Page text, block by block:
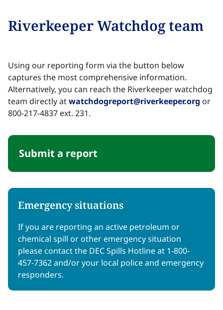
Riverkeeper Watchdog team​​​​‌ ‍ ​‍​‍‌‍ ‌ ​‍‌‍‍‌‌‍‌ ‌‍‍‌‌‍ ‍​‍​‍​ ‍‍​‍​‍‌ ​ ‌‍​‌‌‍ ‍‌‍‍‌‌ ‌​‌ ‍‌​‍ ‍‌‍‍‌‌‍ ​‍​‍​‍ ​​‍​‍‌‍‍​‌ ​‍‌‍‌‌‌‍‌‍​‍​‍​ ‍‍​‍​‍‌‍‍​‌ ‌​‌ ‌​‌ ​​‌ ​ ​ ‍‍​‍ ​‍ ‌‍​ ‌‍ ‌‌ ​ ​‍ ‍‌‍ ‌‌‍​‌‌‍‍‌‌‍ ‍​‍ ‍​ ​‍​ ​​​ ​‍​ ‌​‌ ​‍‌‍‌‌‌‍‌​‌‍‌‌‌ ​ ‌‍‍‌‌‍‌ ‌‍ ‍​‍ ‍‌ ​‍‌‍‍‌‌ ‌‍‌‍‌‌‌ ​‍‌‍‍ ‌‍‌‌‌‍‌‌‌ ​​‌‍‌‌‌ ​‍​‍ ‍‌‍ ‌ ​‍‌‍‌ ​‍ ‌‍‍‌‌‍ ‍‌ ‌​‌‍‌‌‌‍ ‍‌ ‌​​‍ ‌‍‌‌‌‍‌​‌‍‍‌‌ ‌​​‍ ‌‍ ‌‌‍ ‌‍‌​‌‍‌‌​ ‌‌ ​​‌ ​‍‌‍‌‌‌ ​ ‌‍‌‌‌‍ ‍‌ ‌​‌‍​‌‌ ‌​‌‍‍‌‌‍ ‌‍ ‍​ ‍ ‌‍‍‌‌‍‌​​ ‌‌ ​‍‌‍‌‌‌ ​​‌‍ ‌ ​‍‌ ‌​‌​​‌‌‌​​‌‍ ‌‍ ​‌‍ ​‌ ‌‌‌ ‌​‌‍‌‌‌ ​‍​ ‍ ‌ ‌​‌ ‍‌‌ ​​‌‍‌‌​ ‌‌ ​​‌‍ ‌‍ ​‌‍ ​‌ ‌‌‌ ‌​‌‍‌‌‌ ​‍‌‌ ‌ ​​‌‍​‌‌‍‌ ‌‍‌‌​ ‍ ‌ ​​‌‍​‌‌ ‌​‌‍‍​​ ‌‌‍​ ‌‍ ‌‍ ‍‌ ‌​‌‍‌‌‌‍ ‍‌ ‌​​‍‌‌​ ‌‌‌​​‍‌‌ ‌‍‍ ‌‍‌‌‌ ‍‌​‍‌‌​ ​ ‌​‌​​‍‌‌​ ​ ‌​‌​​‍‌‌​ ​‍​ ​‍​ ‌‍​ ​‍‌‍‌​‌‍‌‍‌‍‌​​ ‌‍‌‍​‍​ ​‌​ ​ ‌‍‌‍​ ​‍​ ​ ​‍‌‌​ ​‍​ ​‍​‍‌‌​ ‌‌‌​‌​​‍ ‍‌‍​ ‌‍‍​‌‍‍‌‌‍ ​‌‍‌​‌ ​‍‌‍‌‌‌‍ ‍​‍‌‌​ ‌‌‌​​‍‌‌ ‌‍‍ ‌‍‌‌‌ ‍‌​‍‌‌​ ​ ‌​‌​​‍‌‌​ ​ ‌​‌​​‍‌‌​ ​‍​ ​‍‌‍‌‍‌‍​‍​ ​ ‌‍​‍​ ‌​​ ​‍​ ‌ ​ ​ ​ ‌​​ ​​​ ‌‍​ ‍​​ ​​​‍‌‌​ ​‍​ ​‍​‍‌‌​ ‌‌‌​‌​​‍ ‍‌ ‌​‌‍‌‌‌ ‍​‌ ‌​​ ‌‍​‍‌‍​‌‌ ​ ‌‍‌‌‌‌‌‌‌ ​‍‌‍ ​​ ‌‌‍‍​‌ ‌​‌ ‌​‌ ​​‌ ​ ​‍‌‌​ ​ ‌​​‌​‍‌‌​ ​‍‌​‌‍​‍‌‌​ ​‍‌​‌‍‌‍​ ‌‍ ‌‌ ​ ​‍ ‍‌‍ ‌‌‍​‌‌‍‍‌‌‍ ‍​‍ ‍​ ​‍​ ​​​ ​‍​ ‌​‌ ​‍‌‍‌‌‌‍‌​‌‍‌‌‌ ​ ‌‍‍‌‌‍‌ ‌‍ ‍​‍ ‍‌ ​‍‌‍‍‌‌ ‌‍‌‍‌‌‌ ​‍‌‍‍ ‌‍‌‌‌‍‌‌‌ ​​‌‍‌‌‌ ​‍​‍ ‍‌‍ ‌ ​‍‌‍‌ ​‍‌‍‌‍‍‌‌‍‌​​ ‌‌ ​‍‌‍‌‌‌ ​​‌‍ ‌ ​‍‌ ‌​‌​​‌‌‌​​‌‍ ‌‍ ​‌‍ ​‌ ‌‌‌ ‌​‌‍‌‌‌ ​‍​‍‌‍‌ ‌​‌ ‍‌‌ ​​‌‍‌‌​ ‌‌ ​​‌‍ ‌‍ ​‌‍ ​‌ ‌‌‌ ‌​‌‍‌‌‌ ​‍‌‌ ‌ ​​‌‍​‌‌‍‌ ‌‍‌‌​‍‌‍‌ ​​‌‍​‌‌ ‌​‌‍‍​​ ‌‌‍​ ‌‍ ‌‍ ‍‌ ‌​‌‍‌‌‌‍ ‍‌ ‌​​‍‌‌​ ‌‌‌​​‍‌‌ ‌‍‍ ‌‍‌‌‌ ‍‌​‍‌‌​ ​ ‌​‌​​‍‌‌​ ​ ‌​‌​​‍‌‌​ ​‍​ ​‍​ ‌‍​ ​‍‌‍‌​‌‍‌‍‌‍‌​​ ‌‍‌‍​‍​ ​‌​ ​ ‌‍‌‍​ ​‍​ ​ ​‍‌‌​ ​‍​ ​‍​‍‌‌​ ‌‌‌​‌​​‍ ‍‌‍​ ‌‍‍​‌‍‍‌‌‍ ​‌‍‌​‌ ​‍‌‍‌‌‌‍ ‍​‍‌‌​ ‌‌‌​​‍‌‌ ‌‍‍ ‌‍‌‌‌ ‍‌​‍‌‌​ ​ ‌​‌​​‍‌‌​ ​ ‌​‌​​‍‌‌​ ​‍​ ​‍‌‍‌‍‌‍​‍​ ​ ‌‍​‍​ ‌​​ ​‍​ ‌ ​ ​ ​ ‌​​ ​​​ ‌‍​ ‍​​ ​​​‍‌‌​ ​‍​ ​‍​‍‌‌​ ‌‌‌​‌​​‍ ‍‌ ‌​‌‍‌‌‌ ‍​‌ ‌​​‍‌‍‌ ​​‌‍‌‌‌ ​‍‌ ​ ‌ ​​‌‍‌‌‌‍​ ‌ ‌​‌‍‍‌‌ ‌‍‌‍‌‌​ ‌‌ ​​‌ ‌‌‌‍​‍‌‍ ​‌‍‍‌‌ ​ ‌‍‍​‌‍‌‌‌‍‌​​‍​‍‌ ‌
Using our reporting form via the button below
captures the most comprehensive information.
Alternatively, you can reach the Riverkeeper watchdog
team directly at ​​​​‌ ‍ ​‍​‍‌‍ ‌ ​‍‌‍‍‌‌‍‌ ‌‍‍‌‌‍ ‍​‍​‍​ ‍‍​‍​‍‌ ​ ‌‍​‌‌‍ ‍‌‍‍‌‌ ‌​‌ ‍‌​‍ ‍‌‍‍‌‌‍ ​‍​‍​‍ ​​‍​‍‌‍‍​‌ ​‍‌‍‌‌‌‍‌‍​‍​‍​ ‍‍​‍​‍‌‍‍​‌ ‌​‌ ‌​‌ ​​‌ ​ ​ ‍‍​‍ ​‍ ‌‍​ ‌‍ ‌‌ ​ ​‍ ‍‌‍ ‌‌‍​‌‌‍‍‌‌‍ ‍​‍ ‍​ ​‍​ ​​​ ​‍​ ‌​‌ ​‍‌‍‌‌‌‍‌​‌‍‌‌‌ ​ ‌‍‍‌‌‍‌ ‌‍ ‍​‍ ‍‌ ​‍‌‍‍‌‌ ‌‍‌‍‌‌‌ ​‍‌‍‍ ‌‍‌‌‌‍‌‌‌ ​​‌‍‌‌‌ ​‍​‍ ‍‌‍ ‌ ​‍‌‍‌ ​‍ ‌‍‍‌‌‍ ‍‌ ‌​‌‍‌‌‌‍ ‍‌ ‌​​‍ ‌‍‌‌‌‍‌​‌‍‍‌‌ ‌​​‍ ‌‍ ‌‌‍ ‌‍‌​‌‍‌‌​ ‌‌ ​​‌ ​‍‌‍‌‌‌ ​ ‌‍‌‌‌‍ ‍‌ ‌​‌‍​‌‌ ‌​‌‍‍‌‌‍ ‌‍ ‍​ ‍ ‌‍‍‌‌‍‌​​ ‌‌ ​‍‌‍‌‌‌ ​​‌‍ ‌ ​‍‌ ‌​‌​​‌‌‌​​‌‍ ‌‍ ​‌‍ ​‌ ‌‌‌ ‌​‌‍‌‌‌ ​‍​ ‍ ‌ ‌​‌ ‍‌‌ ​​‌‍‌‌​ ‌‌ ​​‌‍ ‌‍ ​‌‍ ​‌ ‌‌‌ ‌​‌‍‌‌‌ ​‍‌‌ ‌ ​​‌‍​‌‌‍‌ ‌‍‌‌​ ‍ ‌ ​​‌‍​‌‌ ‌​‌‍‍​​ ‌‌‍​ ‌‍ ‌‍ ‍‌ ‌​‌‍‌‌‌‍ ‍‌ ‌​​‍‌‌​ ‌‌‌​​‍‌‌ ‌‍‍ ‌‍‌‌‌ ‍‌​‍‌‌​ ​ ‌​‌​​‍‌‌​ ​ ‌​‌​​‍‌‌​ ​‍​ ​‍​ ‌​​ ​​​ ​​‌‍​‌‌‍​ ​ ​‌​ ‌​​ ‌‍‌‍​‍‌‍​‍​ ‍‌​ ​ ​‍‌‌​ ​‍​ ​‍​‍‌‌​ ‌‌‌​‌​​‍ ‍‌‍​ ‌‍‍​‌‍‍‌‌‍ ​‌‍‌​‌ ​‍‌‍‌‌‌‍ ‍​‍‌‌​ ‌‌‌​​‍‌‌ ‌‍‍ ‌‍‌‌‌ ‍‌​‍‌‌​ ​ ‌​‌​​‍‌‌​ ​ ‌​‌​​‍‌‌​ ​‍​ ​‍‌‍‌‍‌‍‌‌​ ‌ ‌‍‌​​ ​ ​ ‍​‌‍​‌​ ‌‌​ ‌ ‌‍​‌‌‍‌‍​ ​ ​ ​​​‍‌‌​ ​‍​ ​‍​‍‌‌​ ‌‌‌​‌​​‍ ‍‌ ‌​‌‍‌‌‌ ‍​‌ ‌​​ ‌‍​‍‌‍​‌‌ ​ ‌‍‌‌‌‌‌‌‌ ​‍‌‍ ​​ ‌‌‍‍​‌ ‌​‌ ‌​‌ ​​‌ ​ ​‍‌‌​ ​ ‌​​‌​‍‌‌​ ​‍‌​‌‍​‍‌‌​ ​‍‌​‌‍‌‍​ ‌‍ ‌‌ ​ ​‍ ‍‌‍ ‌‌‍​‌‌‍‍‌‌‍ ‍​‍ ‍​ ​‍​ ​​​ ​‍​ ‌​‌ ​‍‌‍‌‌‌‍‌​‌‍‌‌‌ ​ ‌‍‍‌‌‍‌ ‌‍ ‍​‍ ‍‌ ​‍‌‍‍‌‌ ‌‍‌‍‌‌‌ ​‍‌‍‍ ‌‍‌‌‌‍‌‌‌ ​​‌‍‌‌‌ ​‍​‍ ‍‌‍ ‌ ​‍‌‍‌ ​‍‌‍‌‍‍‌‌‍‌​​ ‌‌ ​‍‌‍‌‌‌ ​​‌‍ ‌ ​‍‌ ‌​‌​​‌‌‌​​‌‍ ‌‍ ​‌‍ ​‌ ‌‌‌ ‌​‌‍‌‌‌ ​‍​‍‌‍‌ ‌​‌ ‍‌‌ ​​‌‍‌‌​ ‌‌ ​​‌‍ ‌‍ ​‌‍ ​‌ ‌‌‌ ‌​‌‍‌‌‌ ​‍‌‌ ‌ ​​‌‍​‌‌‍‌ ‌‍‌‌​‍‌‍‌ ​​‌‍​‌‌ ‌​‌‍‍​​ ‌‌‍​ ‌‍ ‌‍ ‍‌ ‌​‌‍‌‌‌‍ ‍‌ ‌​​‍‌‌​ ‌‌‌​​‍‌‌ ‌‍‍ ‌‍‌‌‌ ‍‌​‍‌‌​ ​ ‌​‌​​‍‌‌​ ​ ‌​‌​​‍‌‌​ ​‍​ ​‍​ ‌​​ ​​​ ​​‌‍​‌‌‍​ ​ ​‌​ ‌​​ ‌‍‌‍​‍‌‍​‍​ ‍‌​ ​ ​‍‌‌​ ​‍​ ​‍​‍‌‌​ ‌‌‌​‌​​‍ ‍‌‍​ ‌‍‍​‌‍‍‌‌‍ ​‌‍‌​‌ ​‍‌‍‌‌‌‍ ‍​‍‌‌​ ‌‌‌​​‍‌‌ ‌‍‍ ‌‍‌‌‌ ‍‌​‍‌‌​ ​ ‌​‌​​‍‌‌​ ​ ‌​‌​​‍‌‌​ ​‍​ ​‍‌‍‌‍‌‍‌‌​ ‌ ‌‍‌​​ ​ ​ ‍​‌‍​‌​ ‌‌​ ‌ ‌‍​‌‌‍‌‍​ ​ ​ ​​​‍‌‌​ ​‍​ ​‍​‍‌‌​ ‌‌‌​‌​​‍ ‍‌ ‌​‌‍‌‌‌ ‍​‌ ‌​​‍‌‍‌ ​​‌‍‌‌‌ ​‍‌ ​ ‌ ​​‌‍‌‌‌‍​ ‌ ‌​‌‍‍‌‌ ‌‍‌‍‌‌​ ‌‌ ​​‌ ‌‌‌‍​‍‌‍ ​‌‍‍‌‌ ​ ‌‍‍​‌‍‌‌‌‍‌​​‍​‍‌ ‌watchdogreport@riverkeeper.org​​​​‌ ‍ ​‍​‍‌‍ ‌ ​‍‌‍‍‌‌‍‌ ‌‍‍‌‌‍ ‍​‍​‍​ ‍‍​‍​‍‌ ​ ‌‍​‌‌‍ ‍‌‍‍‌‌ ‌​‌ ‍‌​‍ ‍‌‍‍‌‌‍ ​‍​‍​‍ ​​‍​‍‌‍‍​‌ ​‍‌‍‌‌‌‍‌‍​‍​‍​ ‍‍​‍​‍‌‍‍​‌ ‌​‌ ‌​‌ ​​‌ ​ ​ ‍‍​‍ ​‍ ‌‍​ ‌‍ ‌‌ ​ ​‍ ‍‌‍ ‌‌‍​‌‌‍‍‌‌‍ ‍​‍ ‍​ ​‍​ ​​​ ​‍​ ‌​‌ ​‍‌‍‌‌‌‍‌​‌‍‌‌‌ ​ ‌‍‍‌‌‍‌ ‌‍ ‍​‍ ‍‌ ​‍‌‍‍‌‌ ‌‍‌‍‌‌‌ ​‍‌‍‍ ‌‍‌‌‌‍‌‌‌ ​​‌‍‌‌‌ ​‍​‍ ‍‌‍ ‌ ​‍‌‍‌ ​‍ ‌‍‍‌‌‍ ‍‌ ‌​‌‍‌‌‌‍ ‍‌ ‌​​‍ ‌‍‌‌‌‍‌​‌‍‍‌‌ ‌​​‍ ‌‍ ‌‌‍ ‌‍‌​‌‍‌‌​ ‌‌ ​​‌ ​‍‌‍‌‌‌ ​ ‌‍‌‌‌‍ ‍‌ ‌​‌‍​‌‌ ‌​‌‍‍‌‌‍ ‌‍ ‍​ ‍ ‌‍‍‌‌‍‌​​ ‌‌ ​‍‌‍‌‌‌ ​​‌‍ ‌ ​‍‌ ‌​‌​​‌‌‌​​‌‍ ‌‍ ​‌‍ ​‌ ‌‌‌ ‌​‌‍‌‌‌ ​‍​ ‍ ‌ ‌​‌ ‍‌‌ ​​‌‍‌‌​ ‌‌ ​​‌‍ ‌‍ ​‌‍ ​‌ ‌‌‌ ‌​‌‍‌‌‌ ​‍‌‌ ‌ ​​‌‍​‌‌‍‌ ‌‍‌‌​ ‍ ‌ ​​‌‍​‌‌ ‌​‌‍‍​​ ‌‌‍​ ‌‍ ‌‍ ‍‌ ‌​‌‍‌‌‌‍ ‍‌ ‌​​‍‌‌​ ‌‌‌​​‍‌‌ ‌‍‍ ‌‍‌‌‌ ‍‌​‍‌‌​ ​ ‌​‌​​‍‌‌​ ​ ‌​‌​​‍‌‌​ ​‍​ ​‍​ ‌​​ ​​​ ​​‌‍​‌‌‍​ ​ ​‌​ ‌​​ ‌‍‌‍​‍‌‍​‍​ ‍‌​ ​ ​‍‌‌​ ​‍​ ​‍​‍‌‌​ ‌‌‌​‌​​‍ ‍‌‍​ ‌‍‍​‌‍‍‌‌‍ ​‌‍‌​‌ ​‍‌‍‌‌‌‍ ‍​‍‌‌​ ‌‌‌​​‍‌‌ ‌‍‍ ‌‍‌‌‌ ‍‌​‍‌‌​ ​ ‌​‌​​‍‌‌​ ​ ‌​‌​​‍‌‌​ ​‍​ ​‍​ ‍​​ ‌ ​ ​‌​ ​ ​ ‍​‌‍​ ​ ​‍‌‍​ ​ ‍‌‌‍​ ​ ​ ​ ‌‌​‍‌‌​ ​‍​ ​‍​‍‌‌​ ‌‌‌​‌​​‍ ‍‌ ‌​‌‍‌‌‌ ‍​‌ ‌​​ ‌‍​‍‌‍​‌‌ ​ ‌‍‌‌‌‌‌‌‌ ​‍‌‍ ​​ ‌‌‍‍​‌ ‌​‌ ‌​‌ ​​‌ ​ ​‍‌‌​ ​ ‌​​‌​‍‌‌​ ​‍‌​‌‍​‍‌‌​ ​‍‌​‌‍‌‍​ ‌‍ ‌‌ ​ ​‍ ‍‌‍ ‌‌‍​‌‌‍‍‌‌‍ ‍​‍ ‍​ ​‍​ ​​​ ​‍​ ‌​‌ ​‍‌‍‌‌‌‍‌​‌‍‌‌‌ ​ ‌‍‍‌‌‍‌ ‌‍ ‍​‍ ‍‌ ​‍‌‍‍‌‌ ‌‍‌‍‌‌‌ ​‍‌‍‍ ‌‍‌‌‌‍‌‌‌ ​​‌‍‌‌‌ ​‍​‍ ‍‌‍ ‌ ​‍‌‍‌ ​‍‌‍‌‍‍‌‌‍‌​​ ‌‌ ​‍‌‍‌‌‌ ​​‌‍ ‌ ​‍‌ ‌​‌​​‌‌‌​​‌‍ ‌‍ ​‌‍ ​‌ ‌‌‌ ‌​‌‍‌‌‌ ​‍​‍‌‍‌ ‌​‌ ‍‌‌ ​​‌‍‌‌​ ‌‌ ​​‌‍ ‌‍ ​‌‍ ​‌ ‌‌‌ ‌​‌‍‌‌‌ ​‍‌‌ ‌ ​​‌‍​‌‌‍‌ ‌‍‌‌​‍‌‍‌ ​​‌‍​‌‌ ‌​‌‍‍​​ ‌‌‍​ ‌‍ ‌‍ ‍‌ ‌​‌‍‌‌‌‍ ‍‌ ‌​​‍‌‌​ ‌‌‌​​‍‌‌ ‌‍‍ ‌‍‌‌‌ ‍‌​‍‌‌​ ​ ‌​‌​​‍‌‌​ ​ ‌​‌​​‍‌‌​ ​‍​ ​‍​ ‌​​ ​​​ ​​‌‍​‌‌‍​ ​ ​‌​ ‌​​ ‌‍‌‍​‍‌‍​‍​ ‍‌​ ​ ​‍‌‌​ ​‍​ ​‍​‍‌‌​ ‌‌‌​‌​​‍ ‍‌‍​ ‌‍‍​‌‍‍‌‌‍ ​‌‍‌​‌ ​‍‌‍‌‌‌‍ ‍​‍‌‌​ ‌‌‌​​‍‌‌ ‌‍‍ ‌‍‌‌‌ ‍‌​‍‌‌​ ​ ‌​‌​​‍‌‌​ ​ ‌​‌​​‍‌‌​ ​‍​ ​‍​ ‍​​ ‌ ​ ​‌​ ​ ​ ‍​‌‍​ ​ ​‍‌‍​ ​ ‍‌‌‍​ ​ ​ ​ ‌‌​‍‌‌​ ​‍​ ​‍​‍‌‌​ ‌‌‌​‌​​‍ ‍‌ ‌​‌‍‌‌‌ ‍​‌ ‌​​‍‌‍‌ ​​‌‍‌‌‌ ​‍‌ ​ ‌ ​​‌‍‌‌‌‍​ ‌ ‌​‌‍‍‌‌ ‌‍‌‍‌‌​ ‌‌ ​​‌ ‌‌‌‍​‍‌‍ ​‌‍‍‌‌ ​ ‌‍‍​‌‍‌‌‌‍‌​​‍​‍‌ ‌ or
800-217-4837 ext. 231.​​​​‌ ‍ ​‍​‍‌‍ ‌ ​‍‌‍‍‌‌‍‌ ‌‍‍‌‌‍ ‍​‍​‍​ ‍‍​‍​‍‌ ​ ‌‍​‌‌‍ ‍‌‍‍‌‌ ‌​‌ ‍‌​‍ ‍‌‍‍‌‌‍ ​‍​‍​‍ ​​‍​‍‌‍‍​‌ ​‍‌‍‌‌‌‍‌‍​‍​‍​ ‍‍​‍​‍‌‍‍​‌ ‌​‌ ‌​‌ ​​‌ ​ ​ ‍‍​‍ ​‍ ‌‍​ ‌‍ ‌‌ ​ ​‍ ‍‌‍ ‌‌‍​‌‌‍‍‌‌‍ ‍​‍ ‍​ ​‍​ ​​​ ​‍​ ‌​‌ ​‍‌‍‌‌‌‍‌​‌‍‌‌‌ ​ ‌‍‍‌‌‍‌ ‌‍ ‍​‍ ‍‌ ​‍‌‍‍‌‌ ‌‍‌‍‌‌‌ ​‍‌‍‍ ‌‍‌‌‌‍‌‌‌ ​​‌‍‌‌‌ ​‍​‍ ‍‌‍ ‌ ​‍‌‍‌ ​‍ ‌‍‍‌‌‍ ‍‌ ‌​‌‍‌‌‌‍ ‍‌ ‌​​‍ ‌‍‌‌‌‍‌​‌‍‍‌‌ ‌​​‍ ‌‍ ‌‌‍ ‌‍‌​‌‍‌‌​ ‌‌ ​​‌ ​‍‌‍‌‌‌ ​ ‌‍‌‌‌‍ ‍‌ ‌​‌‍​‌‌ ‌​‌‍‍‌‌‍ ‌‍ ‍​ ‍ ‌‍‍‌‌‍‌​​ ‌‌ ​‍‌‍‌‌‌ ​​‌‍ ‌ ​‍‌ ‌​‌​​‌‌‌​​‌‍ ‌‍ ​‌‍ ​‌ ‌‌‌ ‌​‌‍‌‌‌ ​‍​ ‍ ‌ ‌​‌ ‍‌‌ ​​‌‍‌‌​ ‌‌ ​​‌‍ ‌‍ ​‌‍ ​‌ ‌‌‌ ‌​‌‍‌‌‌ ​‍‌‌ ‌ ​​‌‍​‌‌‍‌ ‌‍‌‌​ ‍ ‌ ​​‌‍​‌‌ ‌​‌‍‍​​ ‌‌‍​ ‌‍ ‌‍ ‍‌ ‌​‌‍‌‌‌‍ ‍‌ ‌​​‍‌‌​ ‌‌‌​​‍‌‌ ‌‍‍ ‌‍‌‌‌ ‍‌​‍‌‌​ ​ ‌​‌​​‍‌‌​ ​ ‌​‌​​‍‌‌​ ​‍​ ​‍​ ‌​​ ​​​ ​​‌‍​‌‌‍​ ​ ​‌​ ‌​​ ‌‍‌‍​‍‌‍​‍​ ‍‌​ ​ ​‍‌‌​ ​‍​ ​‍​‍‌‌​ ‌‌‌​‌​​‍ ‍‌‍​ ‌‍‍​‌‍‍‌‌‍ ​‌‍‌​‌ ​‍‌‍‌‌‌‍ ‍​‍‌‌​ ‌‌‌​​‍‌‌ ‌‍‍ ‌‍‌‌‌ ‍‌​‍‌‌​ ​ ‌​‌​​‍‌‌​ ​ ‌​‌​​‍‌‌​ ​‍​ ​‍​ ‌‍​ ​ ​ ​‌‌‍​‌​ ​‌‌‍​‌​ ‍​​ ‌‌​ ‌ ​ ‌​‌‍​‍​ ‍‌​‍‌‌​ ​‍​ ​‍​‍‌‌​ ‌‌‌​‌​​‍ ‍‌ ‌​‌‍‌‌‌ ‍​‌ ‌​​ ‌‍​‍‌‍​‌‌ ​ ‌‍‌‌‌‌‌‌‌ ​‍‌‍ ​​ ‌‌‍‍​‌ ‌​‌ ‌​‌ ​​‌ ​ ​‍‌‌​ ​ ‌​​‌​‍‌‌​ ​‍‌​‌‍​‍‌‌​ ​‍‌​‌‍‌‍​ ‌‍ ‌‌ ​ ​‍ ‍‌‍ ‌‌‍​‌‌‍‍‌‌‍ ‍​‍ ‍​ ​‍​ ​​​ ​‍​ ‌​‌ ​‍‌‍‌‌‌‍‌​‌‍‌‌‌ ​ ‌‍‍‌‌‍‌ ‌‍ ‍​‍ ‍‌ ​‍‌‍‍‌‌ ‌‍‌‍‌‌‌ ​‍‌‍‍ ‌‍‌‌‌‍‌‌‌ ​​‌‍‌‌‌ ​‍​‍ ‍‌‍ ‌ ​‍‌‍‌ ​‍‌‍‌‍‍‌‌‍‌​​ ‌‌ ​‍‌‍‌‌‌ ​​‌‍ ‌ ​‍‌ ‌​‌​​‌‌‌​​‌‍ ‌‍ ​‌‍ ​‌ ‌‌‌ ‌​‌‍‌‌‌ ​‍​‍‌‍‌ ‌​‌ ‍‌‌ ​​‌‍‌‌​ ‌‌ ​​‌‍ ‌‍ ​‌‍ ​‌ ‌‌‌ ‌​‌‍‌‌‌ ​‍‌‌ ‌ ​​‌‍​‌‌‍‌ ‌‍‌‌​‍‌‍‌ ​​‌‍​‌‌ ‌​‌‍‍​​ ‌‌‍​ ‌‍ ‌‍ ‍‌ ‌​‌‍‌‌‌‍ ‍‌ ‌​​‍‌‌​ ‌‌‌​​‍‌‌ ‌‍‍ ‌‍‌‌‌ ‍‌​‍‌‌​ ​ ‌​‌​​‍‌‌​ ​ ‌​‌​​‍‌‌​ ​‍​ ​‍​ ‌​​ ​​​ ​​‌‍​‌‌‍​ ​ ​‌​ ‌​​ ‌‍‌‍​‍‌‍​‍​ ‍‌​ ​ ​‍‌‌​ ​‍​ ​‍​‍‌‌​ ‌‌‌​‌​​‍ ‍‌‍​ ‌‍‍​‌‍‍‌‌‍ ​‌‍‌​‌ ​‍‌‍‌‌‌‍ ‍​‍‌‌​ ‌‌‌​​‍‌‌ ‌‍‍ ‌‍‌‌‌ ‍‌​‍‌‌​ ​ ‌​‌​​‍‌‌​ ​ ‌​‌​​‍‌‌​ ​‍​ ​‍​ ‌‍​ ​ ​ ​‌‌‍​‌​ ​‌‌‍​‌​ ‍​​ ‌‌​ ‌ ​ ‌​‌‍​‍​ ‍‌​‍‌‌​ ​‍​ ​‍​‍‌‌​ ‌‌‌​‌​​‍ ‍‌ ‌​‌‍‌‌‌ ‍​‌ ‌​​‍‌‍‌ ​​‌‍‌‌‌ ​‍‌ ​ ‌ ​​‌‍‌‌‌‍​ ‌ ‌​‌‍‍‌‌ ‌‍‌‍‌‌​ ‌‌ ​​‌ ‌‌‌‍​‍‌‍ ​‌‍‍‌‌ ​ ‌‍‍​‌‍‌‌‌‍‌​​‍​‍‌ ‌
Submit a report​​​​‌ ‍ ​‍​‍‌‍ ‌ ​‍‌‍‍‌‌‍‌ ‌‍‍‌‌‍ ‍​‍​‍​ ‍‍​‍​‍‌ ​ ‌‍​‌‌‍ ‍‌‍‍‌‌ ‌​‌ ‍‌​‍ ‍‌‍‍‌‌‍ ​‍​‍​‍ ​​‍​‍‌‍‍​‌ ​‍‌‍‌‌‌‍‌‍​‍​‍​ ‍‍​‍​‍‌‍‍​‌ ‌​‌ ‌​‌ ​​‌ ​ ​ ‍‍​‍ ​‍ ‌‍​ ‌‍ ‌‌ ​ ​‍ ‍‌‍ ‌‌‍​‌‌‍‍‌‌‍ ‍​‍ ‍​ ​‍​ ​​​ ​‍​ ‌​‌ ​‍‌‍‌‌‌‍‌​‌‍‌‌‌ ​ ‌‍‍‌‌‍‌ ‌‍ ‍​‍ ‍‌ ​‍‌‍‍‌‌ ‌‍‌‍‌‌‌ ​‍‌‍‍ ‌‍‌‌‌‍‌‌‌ ​​‌‍‌‌‌ ​‍​‍ ‍‌‍ ‌ ​‍‌‍‌ ​‍ ‌‍‍‌‌‍ ‍‌ ‌​‌‍‌‌‌‍ ‍‌ ‌​​‍ ‌‍‌‌‌‍‌​‌‍‍‌‌ ‌​​‍ ‌‍ ‌‌‍ ‌‍‌​‌‍‌‌​ ‌‌ ​​‌ ​‍‌‍‌‌‌ ​ ‌‍‌‌‌‍ ‍‌ ‌​‌‍​‌‌ ‌​‌‍‍‌‌‍ ‌‍ ‍​ ‍ ‌‍‍‌‌‍‌​​ ‌‌ ​‍‌‍‌‌‌ ​​‌‍ ‌ ​‍‌ ‌​‌​​‌‌‌​​‌‍ ‌‍ ​‌‍ ​‌ ‌‌‌ ‌​‌‍‌‌‌ ​‍​ ‍ ‌ ‌​‌ ‍‌‌ ​​‌‍‌‌​ ‌‌ ​​‌‍ ‌‍ ​‌‍ ​‌ ‌‌‌ ‌​‌‍‌‌‌ ​‍‌‌ ‌ ​​‌‍​‌‌‍‌ ‌‍‌‌​ ‍ ‌ ​​‌‍​‌‌ ‌​‌‍‍​​ ‌‌‍​ ‌‍ ‌‍ ‍‌ ‌​‌‍‌‌‌‍ ‍‌ ‌​​‍‌‌​ ‌‌‌​​‍‌‌ ‌‍‍ ‌‍‌‌‌ ‍‌​‍‌‌​ ​ ‌​‌​​‍‌‌​ ​ ‌​‌​​‍‌‌​ ​‍​ ​‍​ ‍​‌‍‌‌‌‍‌‌​ ‌‌‌‍​ ​ ‌ ​ ‍‌‌‍​‍​ ​​‌‍​‍​ ‌‌‌‍‌‍​‍‌‌​ ​‍​ ​‍​‍‌‌​ ‌‌‌​‌​​‍ ‍‌ ‌​‌‍‌‌‌ ‍​‌ ‌​​ ‌‍​‍‌‍​‌‌ ​ ‌‍‌‌‌‌‌‌‌ ​‍‌‍ ​​ ‌‌‍‍​‌ ‌​‌ ‌​‌ ​​‌ ​ ​‍‌‌​ ​ ‌​​‌​‍‌‌​ ​‍‌​‌‍​‍‌‌​ ​‍‌​‌‍‌‍​ ‌‍ ‌‌ ​ ​‍ ‍‌‍ ‌‌‍​‌‌‍‍‌‌‍ ‍​‍ ‍​ ​‍​ ​​​ ​‍​ ‌​‌ ​‍‌‍‌‌‌‍‌​‌‍‌‌‌ ​ ‌‍‍‌‌‍‌ ‌‍ ‍​‍ ‍‌ ​‍‌‍‍‌‌ ‌‍‌‍‌‌‌ ​‍‌‍‍ ‌‍‌‌‌‍‌‌‌ ​​‌‍‌‌‌ ​‍​‍ ‍‌‍ ‌ ​‍‌‍‌ ​‍‌‍‌‍‍‌‌‍‌​​ ‌‌ ​‍‌‍‌‌‌ ​​‌‍ ‌ ​‍‌ ‌​‌​​‌‌‌​​‌‍ ‌‍ ​‌‍ ​‌ ‌‌‌ ‌​‌‍‌‌‌ ​‍​‍‌‍‌ ‌​‌ ‍‌‌ ​​‌‍‌‌​ ‌‌ ​​‌‍ ‌‍ ​‌‍ ​‌ ‌‌‌ ‌​‌‍‌‌‌ ​‍‌‌ ‌ ​​‌‍​‌‌‍‌ ‌‍‌‌​‍‌‍‌ ​​‌‍​‌‌ ‌​‌‍‍​​ ‌‌‍​ ‌‍ ‌‍ ‍‌ ‌​‌‍‌‌‌‍ ‍‌ ‌​​‍‌‌​ ‌‌‌​​‍‌‌ ‌‍‍ ‌‍‌‌‌ ‍‌​‍‌‌​ ​ ‌​‌​​‍‌‌​ ​ ‌​‌​​‍‌‌​ ​‍​ ​‍​ ‍​‌‍‌‌‌‍‌‌​ ‌‌‌‍​ ​ ‌ ​ ‍‌‌‍​‍​ ​​‌‍​‍​ ‌‌‌‍‌‍​‍‌‌​ ​‍​ ​‍​‍‌‌​ ‌‌‌​‌​​‍ ‍‌ ‌​‌‍‌‌‌ ‍​‌ ‌​​‍‌‍‌ ​​‌‍‌‌‌ ​‍‌ ​ ‌ ​​‌‍‌‌‌‍​ ‌ ‌​‌‍‍‌‌ ‌‍‌‍‌‌​ ‌‌ ​​‌ ‌‌‌‍​‍‌‍ ​‌‍‍‌‌ ​ ‌‍‍​‌‍‌‌‌‍‌​​‍​‍‌ ‌
Emergency situations​​​​‌ ‍ ​‍​‍‌‍ ‌ ​‍‌‍‍‌‌‍‌ ‌‍‍‌‌‍ ‍​‍​‍​ ‍‍​‍​‍‌ ​ ‌‍​‌‌‍ ‍‌‍‍‌‌ ‌​‌ ‍‌​‍ ‍‌‍‍‌‌‍ ​‍​‍​‍ ​​‍​‍‌‍‍​‌ ​‍‌‍‌‌‌‍‌‍​‍​‍​ ‍‍​‍​‍‌‍‍​‌ ‌​‌ ‌​‌ ​​‌ ​ ​ ‍‍​‍ ​‍ ‌‍​ ‌‍ ‌‌ ​ ​‍ ‍‌‍ ‌‌‍​‌‌‍‍‌‌‍ ‍​‍ ‍​ ​‍​ ​​​ ​‍​ ‌​‌ ​‍‌‍‌‌‌‍‌​‌‍‌‌‌ ​ ‌‍‍‌‌‍‌ ‌‍ ‍​‍ ‍‌ ​‍‌‍‍‌‌ ‌‍‌‍‌‌‌ ​‍‌‍‍ ‌‍‌‌‌‍‌‌‌ ​​‌‍‌‌‌ ​‍​‍ ‍‌‍ ‌ ​‍‌‍‌ ​‍ ‌‍‍‌‌‍ ‍‌ ‌​‌‍‌‌‌‍ ‍‌ ‌​​‍ ‌‍‌‌‌‍‌​‌‍‍‌‌ ‌​​‍ ‌‍ ‌‌‍ ‌‍‌​‌‍‌‌​ ‌‌ ​​‌ ​‍‌‍‌‌‌ ​ ‌‍‌‌‌‍ ‍‌ ‌​‌‍​‌‌ ‌​‌‍‍‌‌‍ ‌‍ ‍​ ‍ ‌‍‍‌‌‍‌​​ ‌‌ ​‍‌‍‌‌‌ ​​‌‍ ‌ ​‍‌ ‌​‌​​‌‌‌​​‌‍ ‌‍ ​‌‍ ​‌ ‌‌‌ ‌​‌‍‌‌‌ ​‍​ ‍ ‌ ‌​‌ ‍‌‌ ​​‌‍‌‌​ ‌‌ ​​‌‍ ‌‍ ​‌‍ ​‌ ‌‌‌ ‌​‌‍‌‌‌ ​‍‌‌ ‌ ​​‌‍​‌‌‍‌ ‌‍‌‌​ ‍ ‌ ​​‌‍​‌‌ ‌​‌‍‍​​ ‌‌‍​ ‌‍ ‌‍ ‍‌ ‌​‌‍‌‌‌‍ ‍‌ ‌​​‍‌‌​ ‌‌‌​​‍‌‌ ‌‍‍ ‌‍‌‌‌ ‍‌​‍‌‌​ ​ ‌​‌​​‍‌‌​ ​ ‌​‌​​‍‌‌​ ​‍​ ​‍‌‍​‍​ ‍​​ ‍​‌‍‌​​ ​‌​ ​‌‌‍​‌‌‍​‌‌‍‌​​ ​‌​ ​‍​ ‌‍​‍‌‌​ ​‍​ ​‍​‍‌‌​ ‌‌‌​‌​​‍ ‍‌ ‌​‌‍‍‌‌ ‌​‌‍ ​‌‍‌‌​ ‌‍​‍‌‍​‌‌ ​ ‌‍‌‌‌‌‌‌‌ ​‍‌‍ ​​ ‌‌‍‍​‌ ‌​‌ ‌​‌ ​​‌ ​ ​‍‌‌​ ​ ‌​​‌​‍‌‌​ ​‍‌​‌‍​‍‌‌​ ​‍‌​‌‍‌‍​ ‌‍ ‌‌ ​ ​‍ ‍‌‍ ‌‌‍​‌‌‍‍‌‌‍ ‍​‍ ‍​ ​‍​ ​​​ ​‍​ ‌​‌ ​‍‌‍‌‌‌‍‌​‌‍‌‌‌ ​ ‌‍‍‌‌‍‌ ‌‍ ‍​‍ ‍‌ ​‍‌‍‍‌‌ ‌‍‌‍‌‌‌ ​‍‌‍‍ ‌‍‌‌‌‍‌‌‌ ​​‌‍‌‌‌ ​‍​‍ ‍‌‍ ‌ ​‍‌‍‌ ​‍‌‍‌‍‍‌‌‍‌​​ ‌‌ ​‍‌‍‌‌‌ ​​‌‍ ‌ ​‍‌ ‌​‌​​‌‌‌​​‌‍ ‌‍ ​‌‍ ​‌ ‌‌‌ ‌​‌‍‌‌‌ ​‍​‍‌‍‌ ‌​‌ ‍‌‌ ​​‌‍‌‌​ ‌‌ ​​‌‍ ‌‍ ​‌‍ ​‌ ‌‌‌ ‌​‌‍‌‌‌ ​‍‌‌ ‌ ​​‌‍​‌‌‍‌ ‌‍‌‌​‍‌‍‌ ​​‌‍​‌‌ ‌​‌‍‍​​ ‌‌‍​ ‌‍ ‌‍ ‍‌ ‌​‌‍‌‌‌‍ ‍‌ ‌​​‍‌‌​ ‌‌‌​​‍‌‌ ‌‍‍ ‌‍‌‌‌ ‍‌​‍‌‌​ ​ ‌​‌​​‍‌‌​ ​ ‌​‌​​‍‌‌​ ​‍​ ​‍‌‍​‍​ ‍​​ ‍​‌‍‌​​ ​‌​ ​‌‌‍​‌‌‍​‌‌‍‌​​ ​‌​ ​‍​ ‌‍​‍‌‌​ ​‍​ ​‍​‍‌‌​ ‌‌‌​‌​​‍ ‍‌ ‌​‌‍‍‌‌ ‌​‌‍ ​‌‍‌‌​‍‌‍‌ ​​‌‍‌‌‌ ​‍‌ ​ ‌ ​​‌‍‌‌‌‍​ ‌ ‌​‌‍‍‌‌ ‌‍‌‍‌‌​ ‌‌ ​​‌ ‌‌‌‍​‍‌‍ ​‌‍‍‌‌ ​ ‌‍‍​‌‍‌‌‌‍‌​​‍​‍‌ ‌
If you are reporting an active petroleum or
chemical spill or other emergency situation
please contact the DEC Spills Hotline at 1-800-
457-7362 and/or your local police and emergency
responders.​​​​‌ ‍ ​‍​‍‌‍ ‌ ​‍‌‍‍‌‌‍‌ ‌‍‍‌‌‍ ‍​‍​‍​ ‍‍​‍​‍‌ ​ ‌‍​‌‌‍ ‍‌‍‍‌‌ ‌​‌ ‍‌​‍ ‍‌‍‍‌‌‍ ​‍​‍​‍ ​​‍​‍‌‍‍​‌ ​‍‌‍‌‌‌‍‌‍​‍​‍​ ‍‍​‍​‍‌‍‍​‌ ‌​‌ ‌​‌ ​​‌ ​ ​ ‍‍​‍ ​‍ ‌‍​ ‌‍ ‌‌ ​ ​‍ ‍‌‍ ‌‌‍​‌‌‍‍‌‌‍ ‍​‍ ‍​ ​‍​ ​​​ ​‍​ ‌​‌ ​‍‌‍‌‌‌‍‌​‌‍‌‌‌ ​ ‌‍‍‌‌‍‌ ‌‍ ‍​‍ ‍‌ ​‍‌‍‍‌‌ ‌‍‌‍‌‌‌ ​‍‌‍‍ ‌‍‌‌‌‍‌‌‌ ​​‌‍‌‌‌ ​‍​‍ ‍‌‍ ‌ ​‍‌‍‌ ​‍ ‌‍‍‌‌‍ ‍‌ ‌​‌‍‌‌‌‍ ‍‌ ‌​​‍ ‌‍‌‌‌‍‌​‌‍‍‌‌ ‌​​‍ ‌‍ ‌‌‍ ‌‍‌​‌‍‌‌​ ‌‌ ​​‌ ​‍‌‍‌‌‌ ​ ‌‍‌‌‌‍ ‍‌ ‌​‌‍​‌‌ ‌​‌‍‍‌‌‍ ‌‍ ‍​ ‍ ‌‍‍‌‌‍‌​​ ‌‌ ​‍‌‍‌‌‌ ​​‌‍ ‌ ​‍‌ ‌​‌​​‌‌‌​​‌‍ ‌‍ ​‌‍ ​‌ ‌‌‌ ‌​‌‍‌‌‌ ​‍​ ‍ ‌ ‌​‌ ‍‌‌ ​​‌‍‌‌​ ‌‌ ​​‌‍ ‌‍ ​‌‍ ​‌ ‌‌‌ ‌​‌‍‌‌‌ ​‍‌‌ ‌ ​​‌‍​‌‌‍‌ ‌‍‌‌​ ‍ ‌ ​​‌‍​‌‌ ‌​‌‍‍​​ ‌‌‍​ ‌‍ ‌‍ ‍‌ ‌​‌‍‌‌‌‍ ‍‌ ‌​​‍‌‌​ ‌‌‌​​‍‌‌ ‌‍‍ ‌‍‌‌‌ ‍‌​‍‌‌​ ​ ‌​‌​​‍‌‌​ ​ ‌​‌​​‍‌‌​ ​‍​ ​‍‌‍​‍​ ‍​​ ‍​‌‍‌​​ ​‌​ ​‌‌‍​‌‌‍​‌‌‍‌​​ ​‌​ ​‍​ ‌‍​‍‌‌​ ​‍​ ​‍​‍‌‌​ ‌‌‌​‌​​‍ ‍‌‍‌​‌‍‌‌‌ ​ ‌‍​ ‌ ​‍‌‍‍‌‌ ​​‌ ‌​‌‍‍‌‌‍ ‌‍ ‍​ ‌‍​‍‌‍​‌‌ ​ ‌‍‌‌‌‌‌‌‌ ​‍‌‍ ​​ ‌‌‍‍​‌ ‌​‌ ‌​‌ ​​‌ ​ ​‍‌‌​ ​ ‌​​‌​‍‌‌​ ​‍‌​‌‍​‍‌‌​ ​‍‌​‌‍‌‍​ ‌‍ ‌‌ ​ ​‍ ‍‌‍ ‌‌‍​‌‌‍‍‌‌‍ ‍​‍ ‍​ ​‍​ ​​​ ​‍​ ‌​‌ ​‍‌‍‌‌‌‍‌​‌‍‌‌‌ ​ ‌‍‍‌‌‍‌ ‌‍ ‍​‍ ‍‌ ​‍‌‍‍‌‌ ‌‍‌‍‌‌‌ ​‍‌‍‍ ‌‍‌‌‌‍‌‌‌ ​​‌‍‌‌‌ ​‍​‍ ‍‌‍ ‌ ​‍‌‍‌ ​‍‌‍‌‍‍‌‌‍‌​​ ‌‌ ​‍‌‍‌‌‌ ​​‌‍ ‌ ​‍‌ ‌​‌​​‌‌‌​​‌‍ ‌‍ ​‌‍ ​‌ ‌‌‌ ‌​‌‍‌‌‌ ​‍​‍‌‍‌ ‌​‌ ‍‌‌ ​​‌‍‌‌​ ‌‌ ​​‌‍ ‌‍ ​‌‍ ​‌ ‌‌‌ ‌​‌‍‌‌‌ ​‍‌‌ ‌ ​​‌‍​‌‌‍‌ ‌‍‌‌​‍‌‍‌ ​​‌‍​‌‌ ‌​‌‍‍​​ ‌‌‍​ ‌‍ ‌‍ ‍‌ ‌​‌‍‌‌‌‍ ‍‌ ‌​​‍‌‌​ ‌‌‌​​‍‌‌ ‌‍‍ ‌‍‌‌‌ ‍‌​‍‌‌​ ​ ‌​‌​​‍‌‌​ ​ ‌​‌​​‍‌‌​ ​‍​ ​‍‌‍​‍​ ‍​​ ‍​‌‍‌​​ ​‌​ ​‌‌‍​‌‌‍​‌‌‍‌​​ ​‌​ ​‍​ ‌‍​‍‌‌​ ​‍​ ​‍​‍‌‌​ ‌‌‌​‌​​‍ ‍‌‍‌​‌‍‌‌‌ ​ ‌‍​ ‌ ​‍‌‍‍‌‌ ​​‌ ‌​‌‍‍‌‌‍ ‌‍ ‍​‍‌‍‌ ​​‌‍‌‌‌ ​‍‌ ​ ‌ ​​‌‍‌‌‌‍​ ‌ ‌​‌‍‍‌‌ ‌‍‌‍‌‌​ ‌‌ ​​‌ ‌‌‌‍​‍‌‍ ​‌‍‍‌‌ ​ ‌‍‍​‌‍‌‌‌‍‌​​‍​‍‌ ‌